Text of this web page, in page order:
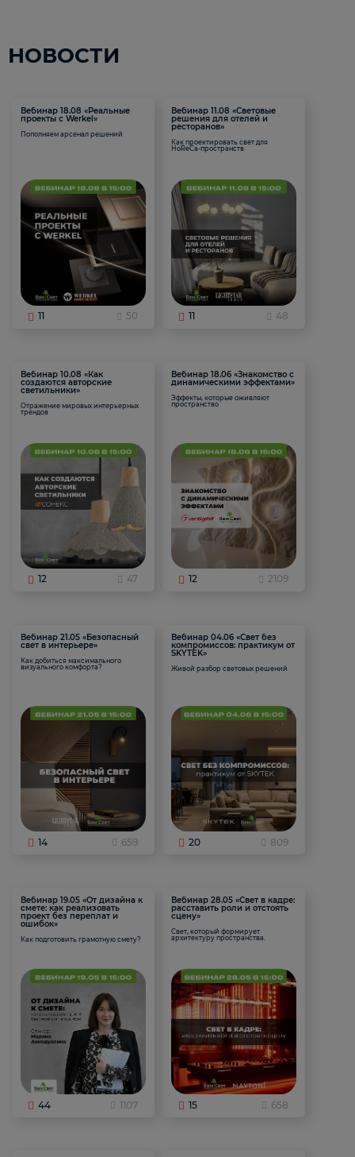
НОВОСТИ
Вебинар 18.08 «Реальные
проекты с Werkel»
Пополняем арсенал решений
11 50
Вебинар 11.08 «Световые
решения для отелей и
ресторанов»
Как проектировать свет для
HoReCa-пространств
11 48
Вебинар 10.08 «Как
создаются авторские
светильники»
Отражение мировых интерьерных
трендов
12 47
Вебинар 18.06 «Знакомство с
динамическими эффектами»
Эффекты, которые оживляют
пространство
12 2109
Вебинар 21.05 «Безопасный
свет в интерьере»
Как добиться максимального
визуального комфорта?
14 659
Вебинар 04.06 «Свет без
компромиссов: практикум от
SKYTEK»
Живой разбор световых решений
20 809
Вебинар 19.05 «От дизайна к
смете: как реализовать
проект без переплат и
ошибок»
Как подготовить грамотную смету?
44 1107
Вебинар 28.05 «Свет в кадре:
расставить роли и отстоять
сцену»
Свет, который формирует
архитектуру пространства.
15 658